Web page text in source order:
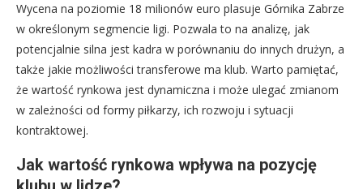
Wycena na poziomie 18 milionów euro plasuje Górnika Zabrze
w określonym segmencie ligi. Pozwala to na analizę, jak
potencjalnie silna jest kadra w porównaniu do innych drużyn, a
także jakie możliwości transferowe ma klub. Warto pamiętać,
że wartość rynkowa jest dynamiczna i może ulegać zmianom
w zależności od formy piłkarzy, ich rozwoju i sytuacji
kontraktowej.
Jak wartość rynkowa wpływa na pozycję